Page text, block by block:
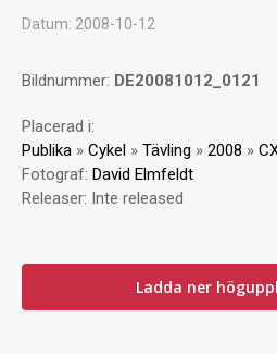
Datum: 2008-10-12
Bildnummer: DE20081012_0121
Placerad i:
Publika » Cykel » Tävling » 2008 »
Fotograf: David Elmfeldt
Releaser: Inte released
Ladda ner